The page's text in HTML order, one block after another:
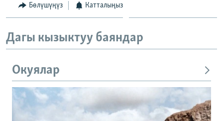
Бөлүшүңүз Катталыңыз
Дагы кызыктуу баяндар
Окуялар